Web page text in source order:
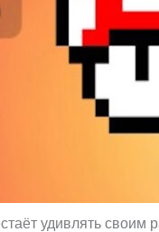
удивлять своим